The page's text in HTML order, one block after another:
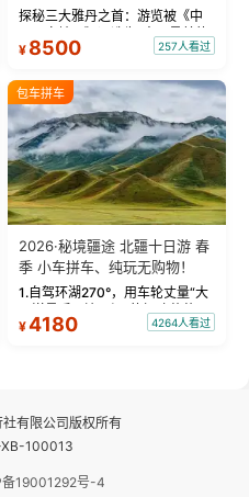
探秘三大雅丹之首：游览被《中
国国家地理》评选为“中国最美的
三大雅丹”第一名的克拉玛依魔鬼
瓦人最大村落——禾木村，欣赏
晨雾与小木...
¥ 8500 257人看过
包车拼车
2026·秘境疆途 北疆十日游 春
季 小车拼车、纯玩无购物！
1.自驾环湖270°，用车轮丈量“大
西洋最后一滴眼泪”的极致蔚蓝，
让雪山、花海与深邃湖水在转弯
¥4180 4264人看过
有限公司版权所有
100013
备19001292号-4